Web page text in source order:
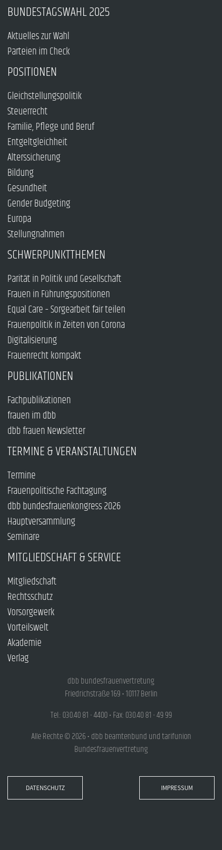
BUNDESTAGSWAHL 2025
Aktuelles zur Wahl
Parteien im Check
POSITIONEN
Gleichstellungspolitik
Steuerrecht
Familie, Pflege und Beruf
Entgeltgleichheit
Alterssicherung
Bildung
Gesundheit
Gender Budgeting
Europa
Stellungnahmen
SCHWERPUNKTTHEMEN
Parität in Politik und Gesellschaft
Frauen in Führungspositionen
Equal Care – Sorgearbeit fair teilen
Frauenpolitik in Zeiten von Corona
Digitalisierung
Frauenrecht kompakt
PUBLIKATIONEN
Fachpublikationen
frauen im dbb
dbb frauen Newsletter
TERMINE & VERANSTALTUNGEN
Termine
Frauenpolitische Fachtagung
dbb bundesfrauenkongress 2026
Hauptversammlung
Seminare
MITGLIEDSCHAFT & SERVICE
Mitgliedschaft
Rechtsschutz
Vorsorgewerk
Vorteilswelt
Akademie
Verlag
dbb bundesfrauenvertretung
Friedrichstraße 169 • 10117 Berlin
Tel.: 030.40 81 - 4400 • Fax: 030.40 81 - 49 99
Alle Rechte © 2026 • dbb beamtenbund und tarifunion
Bundesfrauenvertretung
DATENSCHUTZ IMPRESSUM